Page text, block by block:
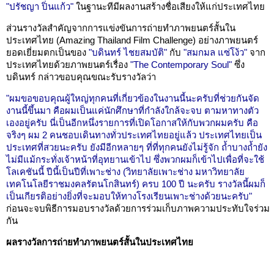
"ปรัชญา ปิ่นแก้ว" ในฐานะทีมีผลงานสร้างชื่อเสียงให้แก่ประเทศไทย
ส่วนรางวัลสำคัญจากการแข่งขันการถ่ายทำภาพยนตร์สั้นใน
ประเทศไทย (Amazing Thailand Film Challenge) อย่างภาพยนตร์
ยอดเยี่ยมตกเป็นของ "บดินทร์ ไชยสมบัติ" กับ "สมกมล แซ่โง้ว" จาก
ประเทศไทยด้วยภาพยนตร์เรื่อง "The Contemporary Soul" ซึ่ง
บดินทร์ กล่าวขอบคุณขณะรับรางวัลว่า
"ผมขอขอบคุณผู้ใหญ่ทุกคนที่เกี่ยวข้องในงานนี้นะครับที่ช่วยกันจัด
งานนี้ขึ้นมา คือผมเป็นแค่นักศึกษาที่กำลังใกล้จะจบ ตามหาทางตัว
เองอยู่ครับ นี่เป็นอีกหนึ่งรายการที่เปิดโอกาสให้กับพวกผมครับ คือ
จริงๆ ผม 2 คนชอบเดินทางทั่วประเทศไทยอยู่แล้ว ประเทศไทยเป็น
ประเทศที่สวยนะครับ ยังมีอีกหลายๆ ที่ที่ทุกคนยังไม่รู้จัก ถ้ำบางถ้ำยัง
ไม่มีแม้กระทั่งเจ้าหน้าที่อุทยานเข้าไป ซึ่งพวกผมก็เข้าไปเพื่อที่จะใช้
โลเคชันนี้ ปีนี้เป็นปีที่เพาะช่าง (วิทยาลัยเพาะช่าง มหาวิทยาลัย
เทคโนโลยีราชมงคลรัตนโกสินทร์) ครบ 100 ปี นะครับ รางวัลนี้ผมก็
เป็นเกียรติอย่างยิ่งที่จะมอบให้ทางโรงเรียนเพาะช่างด้วยนะครับ"
ก่อนจะจบพิธีการมอบรางวัลด้วยการร่วมเก็บภาพความประทับใจร่วม
กัน
ผลรางวัลการถ่ายทำภาพยนตร์สั้นในประเทศไทย